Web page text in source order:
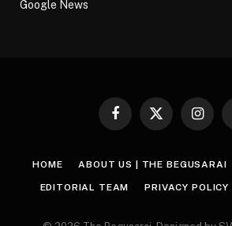
Google News
Facebook
X
HOME ABOUT US | THE BEGUSARAI
EDITORIAL TEAM PRIVACY POLICY